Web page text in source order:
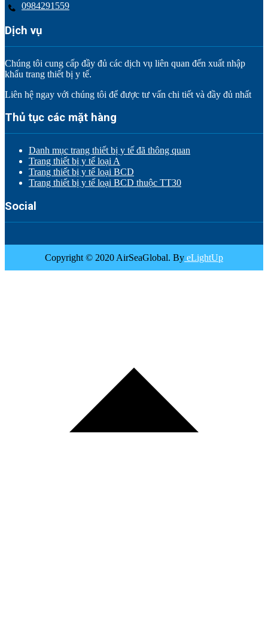
0984291559
Dịch vụ
Chúng tôi cung cấp đầy đủ các dịch vụ liên quan đến xuất nhập
khẩu trang thiết bị y tế.
Liên hệ ngay với chúng tôi để được tư vấn chi tiết và đầy đủ nhất
Thủ tục các mặt hàng
Danh mục trang thiết bị y tế đã thông quan
Trang thiết bị y tế loại A
Trang thiết bị y tế loại BCD
Trang thiết bị y tế loại BCD thuộc TT30
Social
Copyright © 2020 AirSeaGlobal. By eLightUp